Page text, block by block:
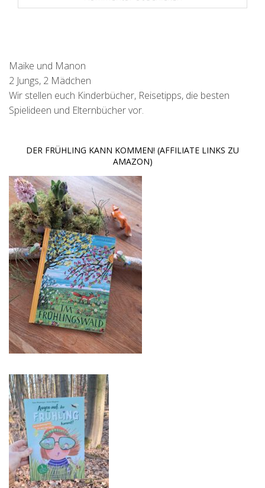
Maike und Manon
2 Jungs, 2 Mädchen
Wir stellen euch Kinderbücher, Reisetipps, die besten
Spielideen und Elternbücher vor.
DER FRÜHLING KANN KOMMEN! (AFFILIATE LINKS ZU
AMAZON)